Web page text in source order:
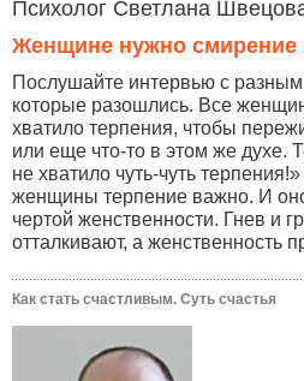
Психолог Светлана
Женщине нужно смирение
Послушайте интервью с
которые разошлись. Все
хватило терпения, чтобы
или еще что-то в этом же духе.
не хватило чуть-чуть
женщины терпение важно. И
чертой женственности. Гнев и
отталкивают, а женственность
Как стать счастливым. Суть счастья